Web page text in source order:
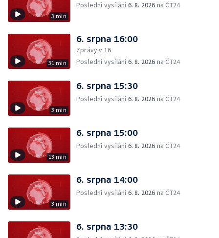
3 min
Poslední vysílání6. 8. 2026 na ČT24
31 min
6. srpna 16:00
Zprávy v 16
Poslední vysílání6. 8. 2026 na ČT24
3 min
6. srpna 15:30
Poslední vysílání6. 8. 2026 na ČT24
13 min
6. srpna 15:00
Poslední vysílání6. 8. 2026 na ČT24
3 min
6. srpna 14:00
Poslední vysílání6. 8. 2026 na ČT24
6. srpna 13:30